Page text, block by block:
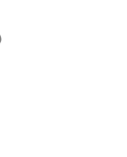
ZUR WUNSCHLISTE